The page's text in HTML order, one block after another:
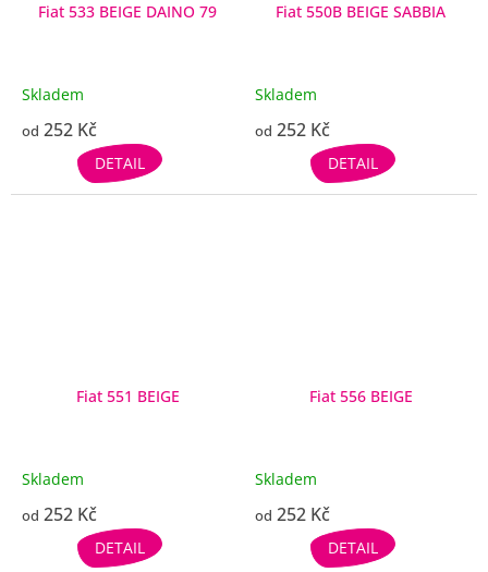
Fiat 533 BEIGE DAINO 79
Skladem
od 252 Kč
DETAIL
Fiat 550B BEIGE SABBIA
Skladem
od 252 Kč
DETAIL
Fiat 551 BEIGE
Skladem
od 252 Kč
DETAIL
Fiat 556 BEIGE
Skladem
od 252 Kč
DETAIL